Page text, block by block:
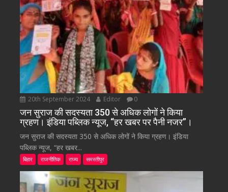
20th September 2024 Editor 0
जन सुराज की सदस्यता 350 से अधिक लोगों ने किया
ग्रहण। इंडिया पब्लिक न्यूज, “हर खबर पर पैनी नजर”।
जन सुराज की सदस्यता 350 से अधिक लोगों ने किया ग्रहण। इंडिया
पब्लिक न्यूज, “हर खबर...
बिहार राजनीतिक राज्य समस्तीपुर